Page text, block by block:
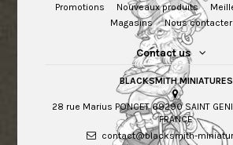
Promotions Nouveaux produits
Magasins
Nous contacter
Contact us
BLACKSMITH MINIATURES
28 rue Marius PONCET 69290 SAINT
FRANCE
contact@blacksmith-